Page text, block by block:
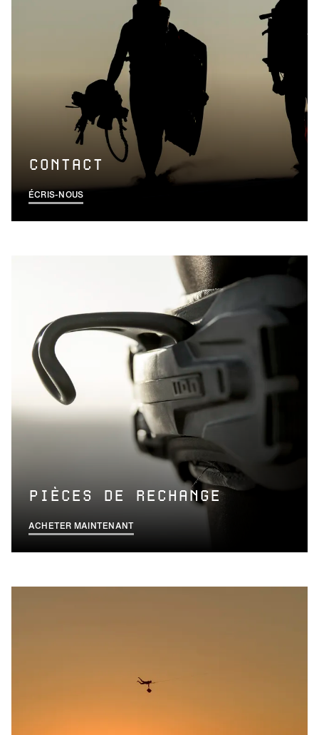
CONTACT
ÉCRIS-NOUS
PIÈCES DE RECHANGE
ACHETER MAINTENANT